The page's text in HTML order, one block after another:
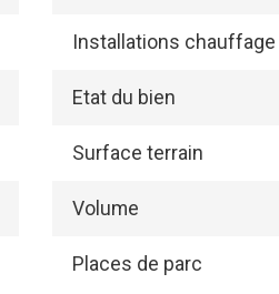
Installations chauffage
Etat du bien
Surface terrain
Volume
Places de parc